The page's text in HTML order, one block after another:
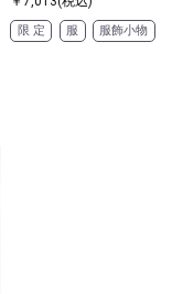
限 定 服 服飾小物